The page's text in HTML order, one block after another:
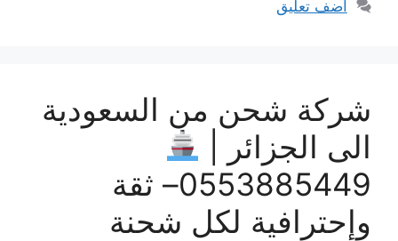
أضف تعليق
شركة شحن من السعودية
الى الجزائر |
0553885449– ثقة
وإحترافية لكل شحنة